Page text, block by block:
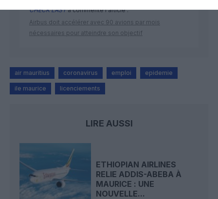
CHECK LASTa commenté l'article :
Airbus doit accélérer avec 90 avions par mois
nécessaires pour atteindre son objectif
air mauritius coronavirus emploi epidemie
ile maurice licenciements
LIRE AUSSI
ETHIOPIAN AIRLINES
RELIE ADDIS-ABEBA À
MAURICE : UNE
NOUVELLE...